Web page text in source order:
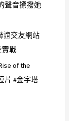
聲音撩撥她
誼交友網站
實戰
of the
片 #金字塔